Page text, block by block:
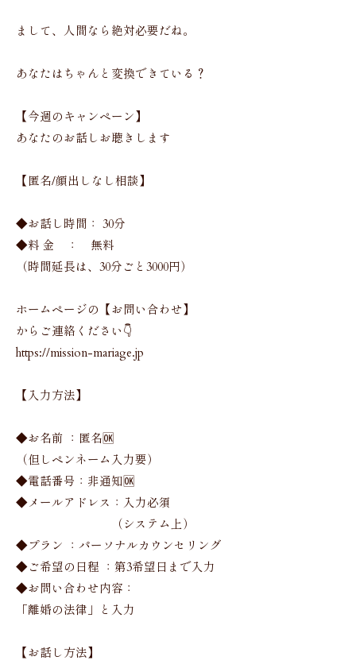
まして、人間なら絶対必要だね。
あなたはちゃんと変換できている？
【今週のキャンペーン】
あなたのお話しお聴きします
【匿名/顔出しなし相談】
◆お話し時間： 30分
◆料 金 ： 無料
（時間延長は、30分ごと3000円）
ホームページの【お問い合わせ】
からご連絡ください👇
https://mission-mariage.jp
【入力方法】
◆お名前 ：匿名🆗
（但しペンネーム入力要）
◆電話番号：非通知🆗
◆メールアドレス：入力必須
（システム上）
◆プラン ：パーソナルカウンセリング
◆ご希望の日程 ：第3希望日まで入力
◆お問い合わせ内容：
「離婚の法律」と入力
【お話し方法】